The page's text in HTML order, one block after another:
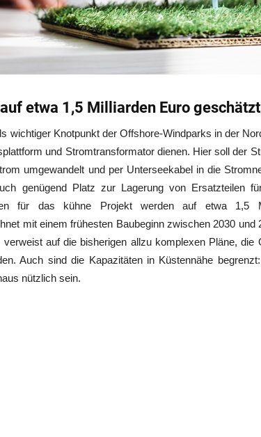
etwa 1,5 Milliarden Euro geschätzt
wichtiger Knotpunkt der Offshore-Windparks in der
und Stromtransformator dienen. Hier soll der
umgewandelt und per Unterseekabel in die
genügend Platz zur Lagerung von Ersatzteilen
für das kühne Projekt werden auf etwa 1,5
mit einem frühesten Baubeginn zwischen 2030
auf die bisherigen allzu komplexen Pläne, die
Auch sind die Kapazitäten in Küstennähe
nützlich sein.